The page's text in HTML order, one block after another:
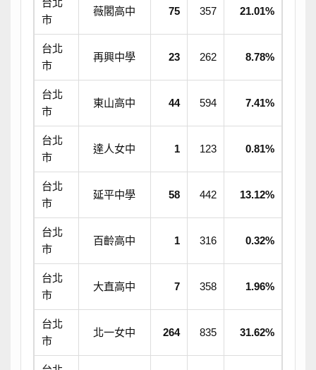
市
薇閣高中 75 357 21.01%
台北
市
再興中學 23 262 8.78%
台北
市
東山高中 44 594 7.41%
台北
市
達人女中 1 123 0.81%
台北
市
延平中學 58 442 13.12%
台北
市
百齡高中 1 316 0.32%
台北
市
大直高中 7 358 1.96%
台北
市
北一女中 264 835 31.62%